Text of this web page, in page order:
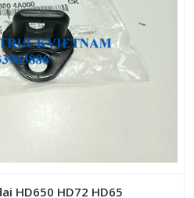
HD650 HD72 HD65